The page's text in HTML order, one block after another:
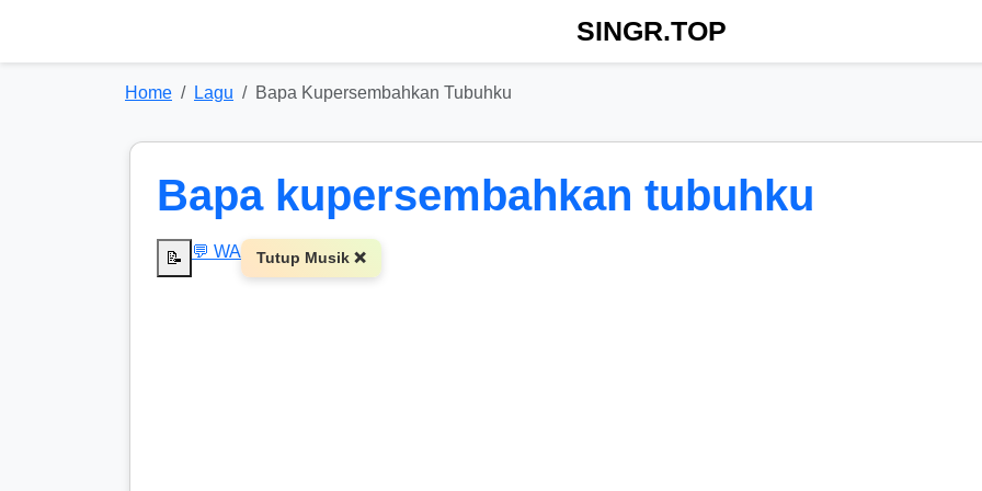
SINGR.TOP
Home Lagu Bapa Kupersembahkan Tubuhku
Bapa kupersembahkan tubuhku
📝 💬 WA Tutup Musik ❌